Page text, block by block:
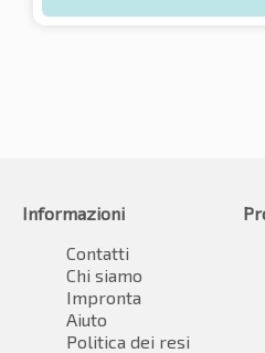
Informazioni
Contatti
Chi siamo
Impronta
Aiuto
Politica dei resi